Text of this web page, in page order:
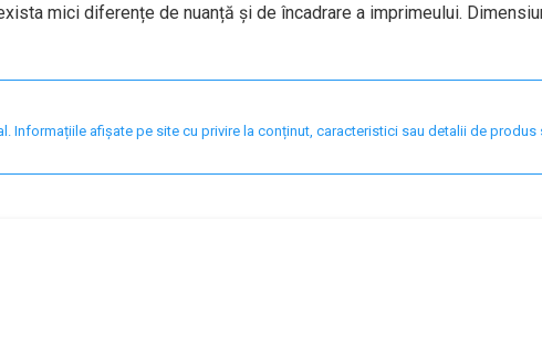
mici diferențe de nuanță și de încadrare a imprimeului.
Informațiile afișate pe site cu privire la conținut, caracteristici sau detalii de